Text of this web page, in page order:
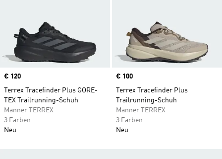
Price
€ 120
Terrex Tracefinder Plus GORE-
TEX Trailrunning-Schuh
Männer TERREX
3 Farben
Neu
Price
€ 100
Terrex Tracefinder Plus
Trailrunning-Schuh
Männer TERREX
3 Farben
Neu